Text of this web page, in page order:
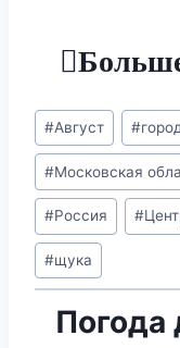
Метки
записи:
#Август #
#Московская
#Россия #
#щука
Погода